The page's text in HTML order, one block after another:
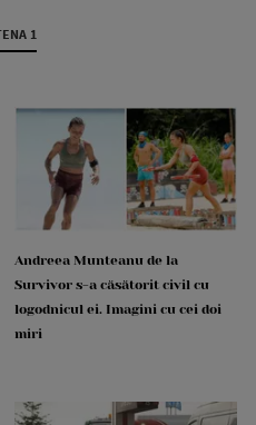
1
Andreea Munteanu de la
Survivor s-a căsătorit civil cu
logodnicul ei. Imagini cu cei doi
miri